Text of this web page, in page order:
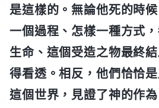
是這樣的。無論他死的時
一個過程、怎樣一種方式
生命、這個受造之物最終
得看透。相反，他們恰恰
這個世界，見證了神的作